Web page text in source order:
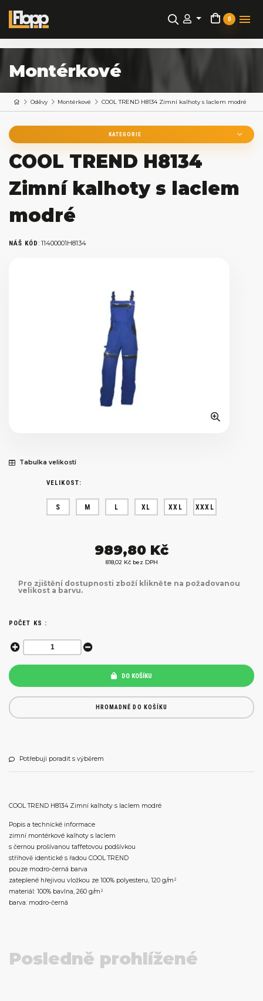
0
Montérkové
Oděvy Montérkové COOL TREND H8134 Zimní kalhoty s laclem modré
KATEGORIE
COOL TREND H8134
Zimní kalhoty s laclem
modré
NÁŠ KÓD: 11400001H8134
Tabulka velikostí
VELIKOST:
S M L XL XXL XXXL
989,80 Kč
818,02 Kč bez DPH
Pro zjištění dostupnosti zboží klikněte na požadovanou
velikost a barvu.
POČET KS :
DO KOŠÍKU
HROMADNĚ DO KOŠÍKU
Potřebuji poradit s výběrem
COOL TREND H8134 Zimní kalhoty s laclem modré
Popis a technické informace
zimní montérkové kalhoty s laclem
s černou prošívanou taffetovou podšívkou
střihově identické s řadou COOL TREND
pouze modro-černá barva
zateplené hřejivou vložkou ze 100% polyesteru, 120 g/m²
materiál: 100% bavlna, 260 g/m²
barva: modro-černá
Posledně prohlížené